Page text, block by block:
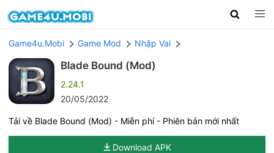
Game4u.Mobi Game Mod Nhập Vai
Blade Bound (Mod)
2.24.1
20/05/2022
Tải về Blade Bound (Mod) - Miễn phí - Phiên bản mới nhất
Download APK